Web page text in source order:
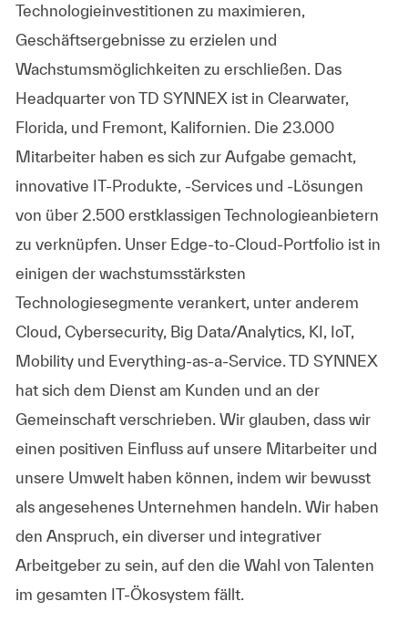
Technologieinvestitionen zu maximieren,
Geschäftsergebnisse zu erzielen und
Wachstumsmöglichkeiten zu erschließen. Das
Headquarter von TD SYNNEX ist in Clearwater,
Florida, und Fremont, Kalifornien. Die 23.000
Mitarbeiter haben es sich zur Aufgabe gemacht,
innovative IT-Produkte, -Services und -Lösungen
von über 2.500 erstklassigen Technologieanbietern
zu verknüpfen. Unser Edge-to-Cloud-Portfolio ist in
einigen der wachstumsstärksten
Technologiesegmente verankert, unter anderem
Cloud, Cybersecurity, Big Data/Analytics, KI, IoT,
Mobility und Everything-as-a-Service. TD SYNNEX
hat sich dem Dienst am Kunden und an der
Gemeinschaft verschrieben. Wir glauben, dass wir
einen positiven Einfluss auf unsere Mitarbeiter und
unsere Umwelt haben können, indem wir bewusst
als angesehenes Unternehmen handeln. Wir haben
den Anspruch, ein diverser und integrativer
Arbeitgeber zu sein, auf den die Wahl von Talenten
im gesamten IT-Ökosystem fällt.